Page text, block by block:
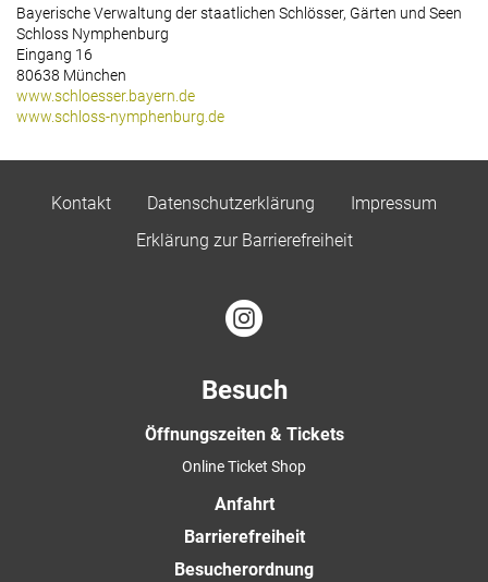
Bayerische Verwaltung der staatlichen Schlösser, Gärten und Seen
Schloss Nymphenburg
Eingang 16
80638 München
www.schloesser.bayern.de
www.schloss-nymphenburg.de
Kontakt Datenschutzerklärung
Impressum
Erklärung zur Barrierefreiheit
Besuch
Öffnungszeiten & Tickets
Online Ticket Shop
Anfahrt
Barrierefreiheit
Besucherordnung